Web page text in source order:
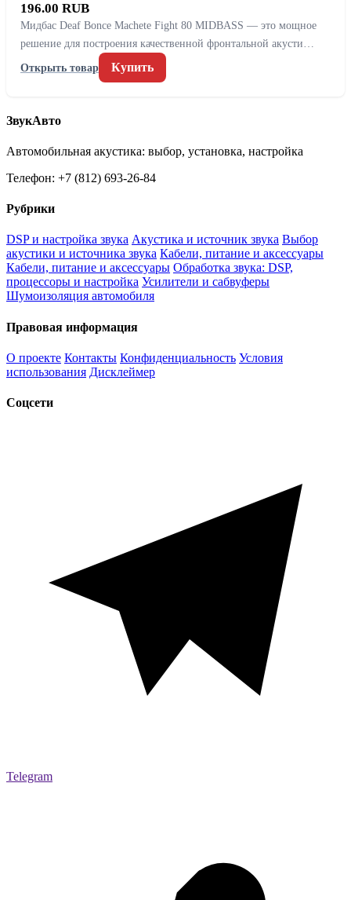
196.00 RUB
Мидбас Deaf Bonce Machete Fight 80 MIDBASS — это мощное
решение для построения качественной фронтальной акусти…
Открыть товар
Купить
ЗвукАвто
Автомобильная акустика: выбор, установка, настройка
Телефон: +7 (812) 693-26-84
Рубрики
DSP и настройка звука Акустика и источник звука Выбор
акустики и источника звука Кабели, питание и аксессуары
Кабели, питание и аксессуары Обработка звука: DSP,
процессоры и настройка Усилители и сабвуферы
Шумоизоляция автомобиля
Правовая информация
О проекте Контакты Конфиденциальность Условия
использования Дисклеймер
Соцсети
Telegram